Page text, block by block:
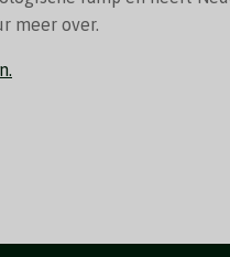
meer over.